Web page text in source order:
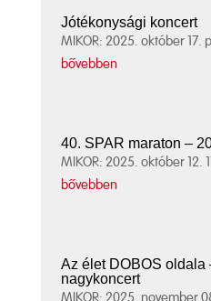
Jótékonysági koncert
MIKOR: 2025. október 17.
bővebben
40. SPAR maraton –
MIKOR: 2025. október 12.
bővebben
Az élet DOBOS oldala
nagykoncert
MIKOR: 2025. november